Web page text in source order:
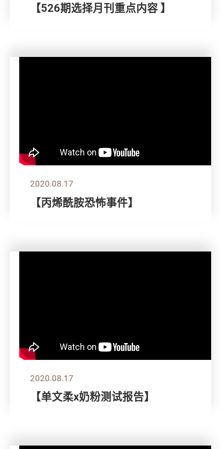
【526期选择月刊重点内容 】
2020.08.17
【丙烯酰胺恐怖事件】
2020.08.17
【单文柔x奶粉测试报告】